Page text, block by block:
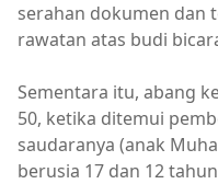
serahan dokumen dan
rawatan atas budi
Sementara itu, abang
50, ketika ditemui
saudaranya (anak
berusia 17 dan 12